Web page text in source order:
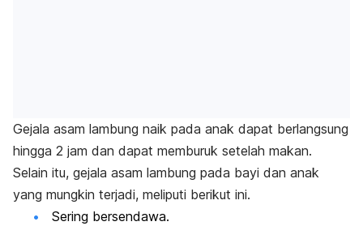
Gejala asam lambung naik pada anak dapat berlangsung
hingga 2 jam dan dapat memburuk setelah makan.
Selain itu, gejala asam lambung pada bayi dan anak
yang mungkin terjadi, meliputi berikut ini.
Sering bersendawa.